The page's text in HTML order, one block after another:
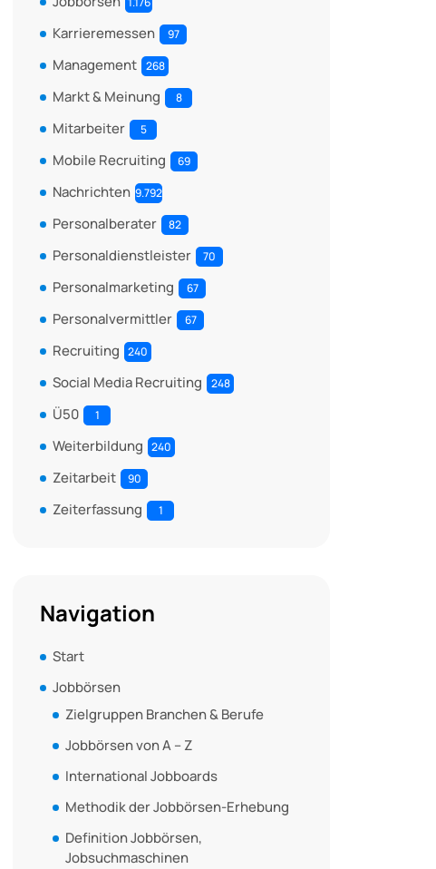
Karrieremessen 97
Management 268
Markt & Meinung 8
Mitarbeiter 5
Mobile Recruiting 69
Nachrichten 9.792
Personalberater 82
Personaldienstleister 70
Personalmarketing 67
Personalvermittler 67
Recruiting 240
Social Media Recruiting 248
Ü50 1
Weiterbildung 240
Zeitarbeit 90
Zeiterfassung 1
Navigation
Start
Jobbörsen
Zielgruppen Branchen & Berufe
Jobbörsen von A – Z
International Jobboards
Methodik der Jobbörsen-Erhebung
Definition Jobbörsen,
Jobsuchmaschinen